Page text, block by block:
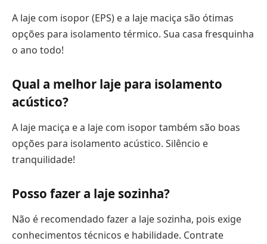
A laje com isopor (EPS) e a laje maciça são ótimas
opções para isolamento térmico. Sua casa fresquinha
o ano todo!
Qual a melhor laje para isolamento
acústico?
A laje maciça e a laje com isopor também são boas
opções para isolamento acústico. Silêncio e
tranquilidade!
Posso fazer a laje sozinha?
Não é recomendado fazer a laje sozinha, pois exige
conhecimentos técnicos e habilidade. Contrate